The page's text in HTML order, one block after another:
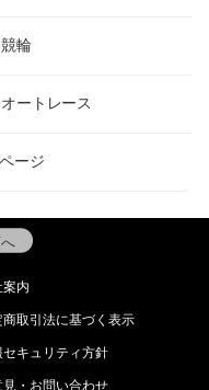
輪
ートレース
ージ
案内
商取引法に基づく表示
セキュリティ方針
見・お問い合わせ